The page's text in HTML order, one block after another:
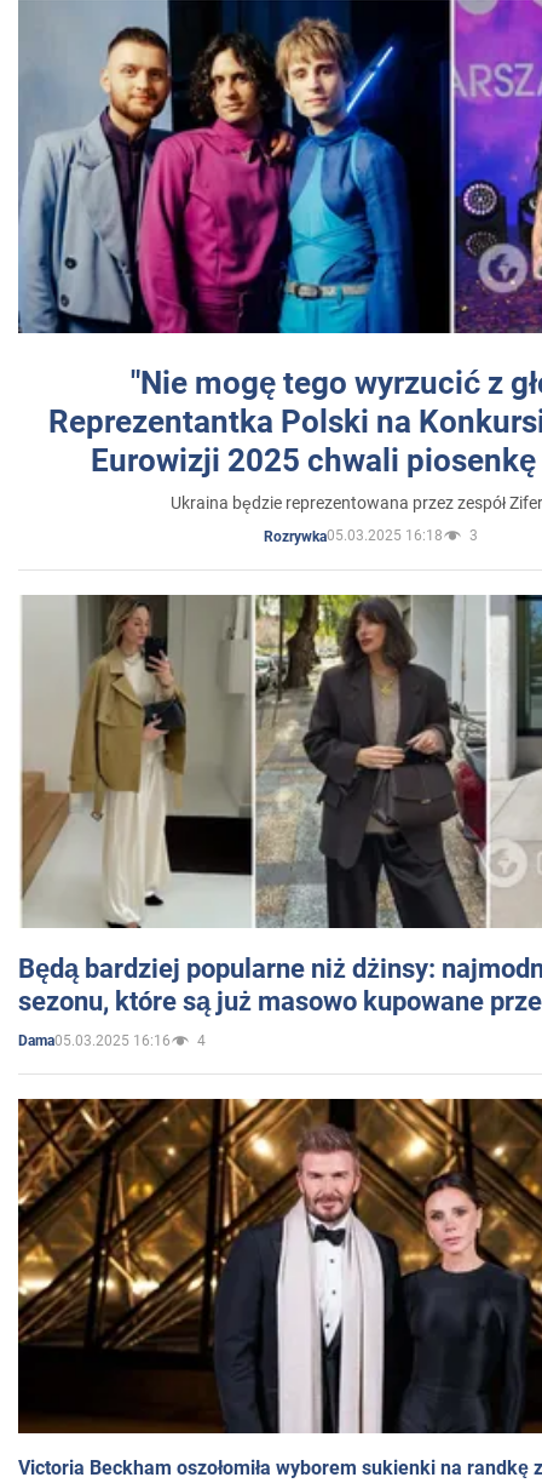
"Nie mogę tego wyrzucić z
Reprezentantka Polski na
Eurowizji 2025 chwali
Ukraina będzie reprezentowana przez zespół
Rozrywka05.03.2025 16:18 3
Będą bardziej popularne niż dżinsy:
sezonu, które są już masowo kupowane
Dama05.03.2025 16:16 4
Victoria Beckham oszołomiła wyborem sukienki na randkę